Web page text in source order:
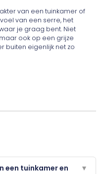
van een tuinkamer of
van een serre, het
je graag bent. Niet
ook op een grijze
buiten eigenlijk net zo
een tuinkamer en
▼